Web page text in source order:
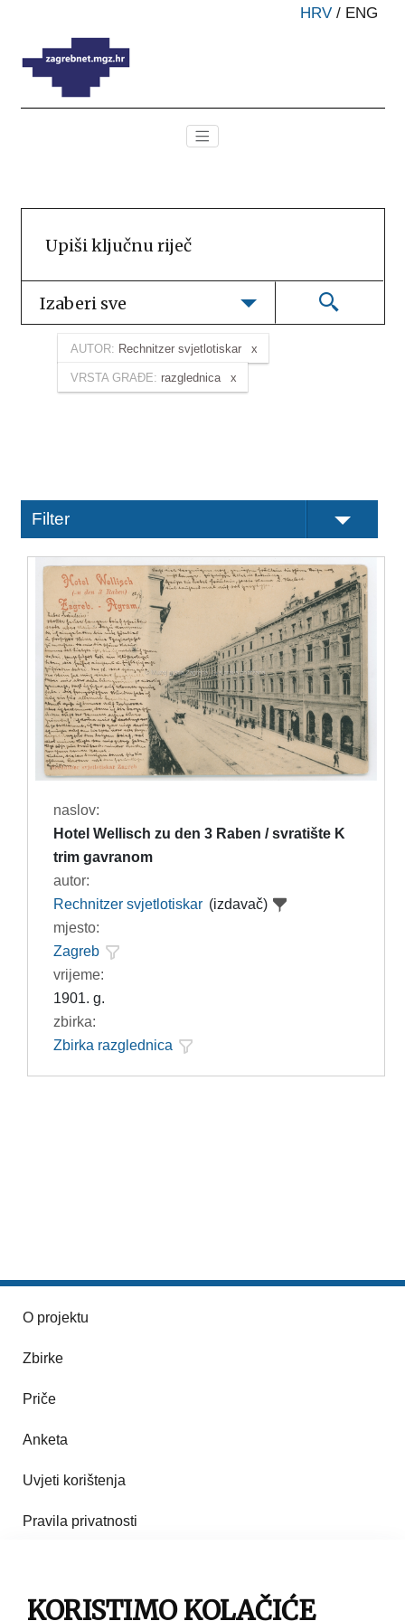
HRV / ENG
Izaberi sve
AUTOR: Rechnitzer svjetlotiskar
VRSTA GRAĐE: razglednica
Filter
naslov:
Hotel Wellisch zu den 3 Raben / svratište K
trim gavranom
autor:
Rechnitzer svjetlotiskar (izdavač)
mjesto:
Zagreb
vrijeme:
1901. g.
zbirka:
Zbirka razglednica
O projektu
Zbirke
Priče
Anketa
Uvjeti korištenja
Pravila privatnosti
Pravila korištenja
KORISTIMO KOLAČIĆE